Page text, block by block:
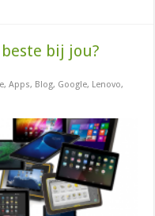
bij jou?
,Apps, Blog, Google, Lenovo,